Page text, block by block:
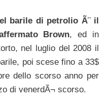
barile di petrolio Ã¨ il
Brown, ed in
nel luglio del 2008 il
poi scese fino a 33$
dello scorso anno per
di venerdÃ¬ scorso.